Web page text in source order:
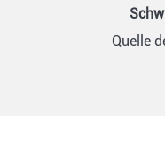
Quelle